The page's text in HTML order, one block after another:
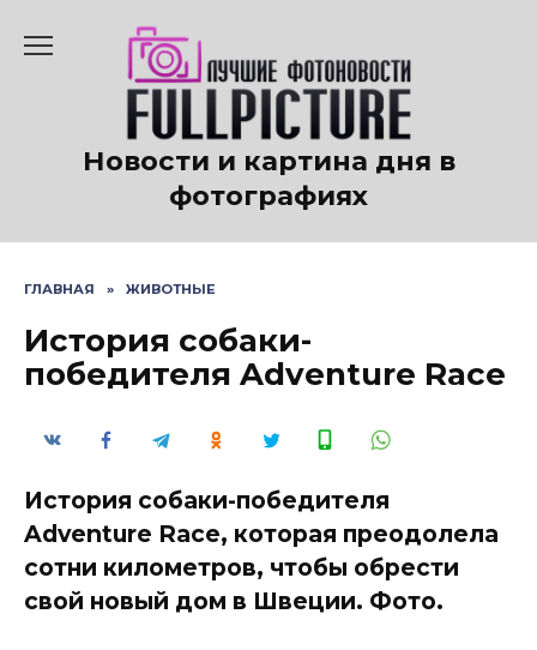
содержанию
Новости и картина дня в
фотографиях
ГЛАВНАЯ » ЖИВОТНЫЕ
История собаки-
победителя Adventure Race
История собаки-победителя
Adventure Race, которая преодолела
сотни километров, чтобы обрести
свой новый дом в Швеции. Фото.